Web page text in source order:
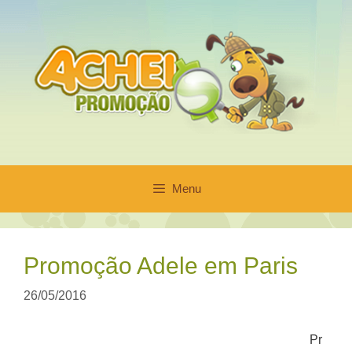
conteúdo
Menu
Promoção Adele em Paris
26/05/2016
Pr